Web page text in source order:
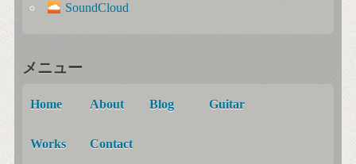
SoundCloud
メニュー
Home About Blog Guitar
Works Contact